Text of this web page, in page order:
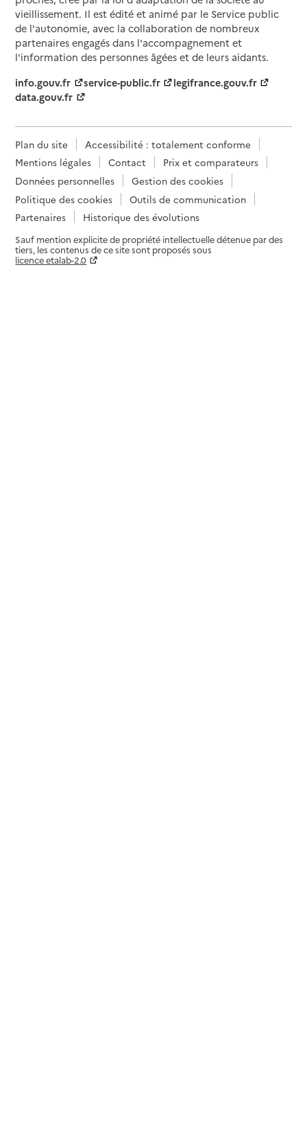
vieillissement. Il est édité et animé par le Service public
de l'autonomie, avec la collaboration de nombreux
partenaires engagés dans l'accompagnement et
l'information des personnes âgées et de leurs aidants.
info.gouv.fr
service-public.fr
legifrance.gouv.fr
data.gouv.fr
Plan du site
Accessibilité : totalement conforme
Mentions légales
Contact
Prix et comparateurs
Données personnelles
Gestion des cookies
Politique des cookies
Outils de communication
Partenaires
Historique des évolutions
Sauf mention explicite de propriété intellectuelle détenue par des
tiers, les contenus de ce site sont proposés sous
licence etalab-2.0